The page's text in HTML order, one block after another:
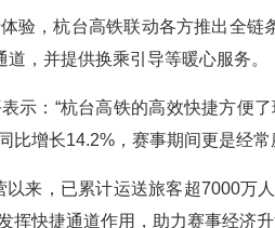
验，杭台高铁联动各方推出全链
，并提供换乘引导等暖心服务。
示：“杭台高铁的高效快捷方便
比增长14.2%，赛事期间更是经
来，已累计运送旅客超7000万
挥快捷通道作用，助力赛事经济